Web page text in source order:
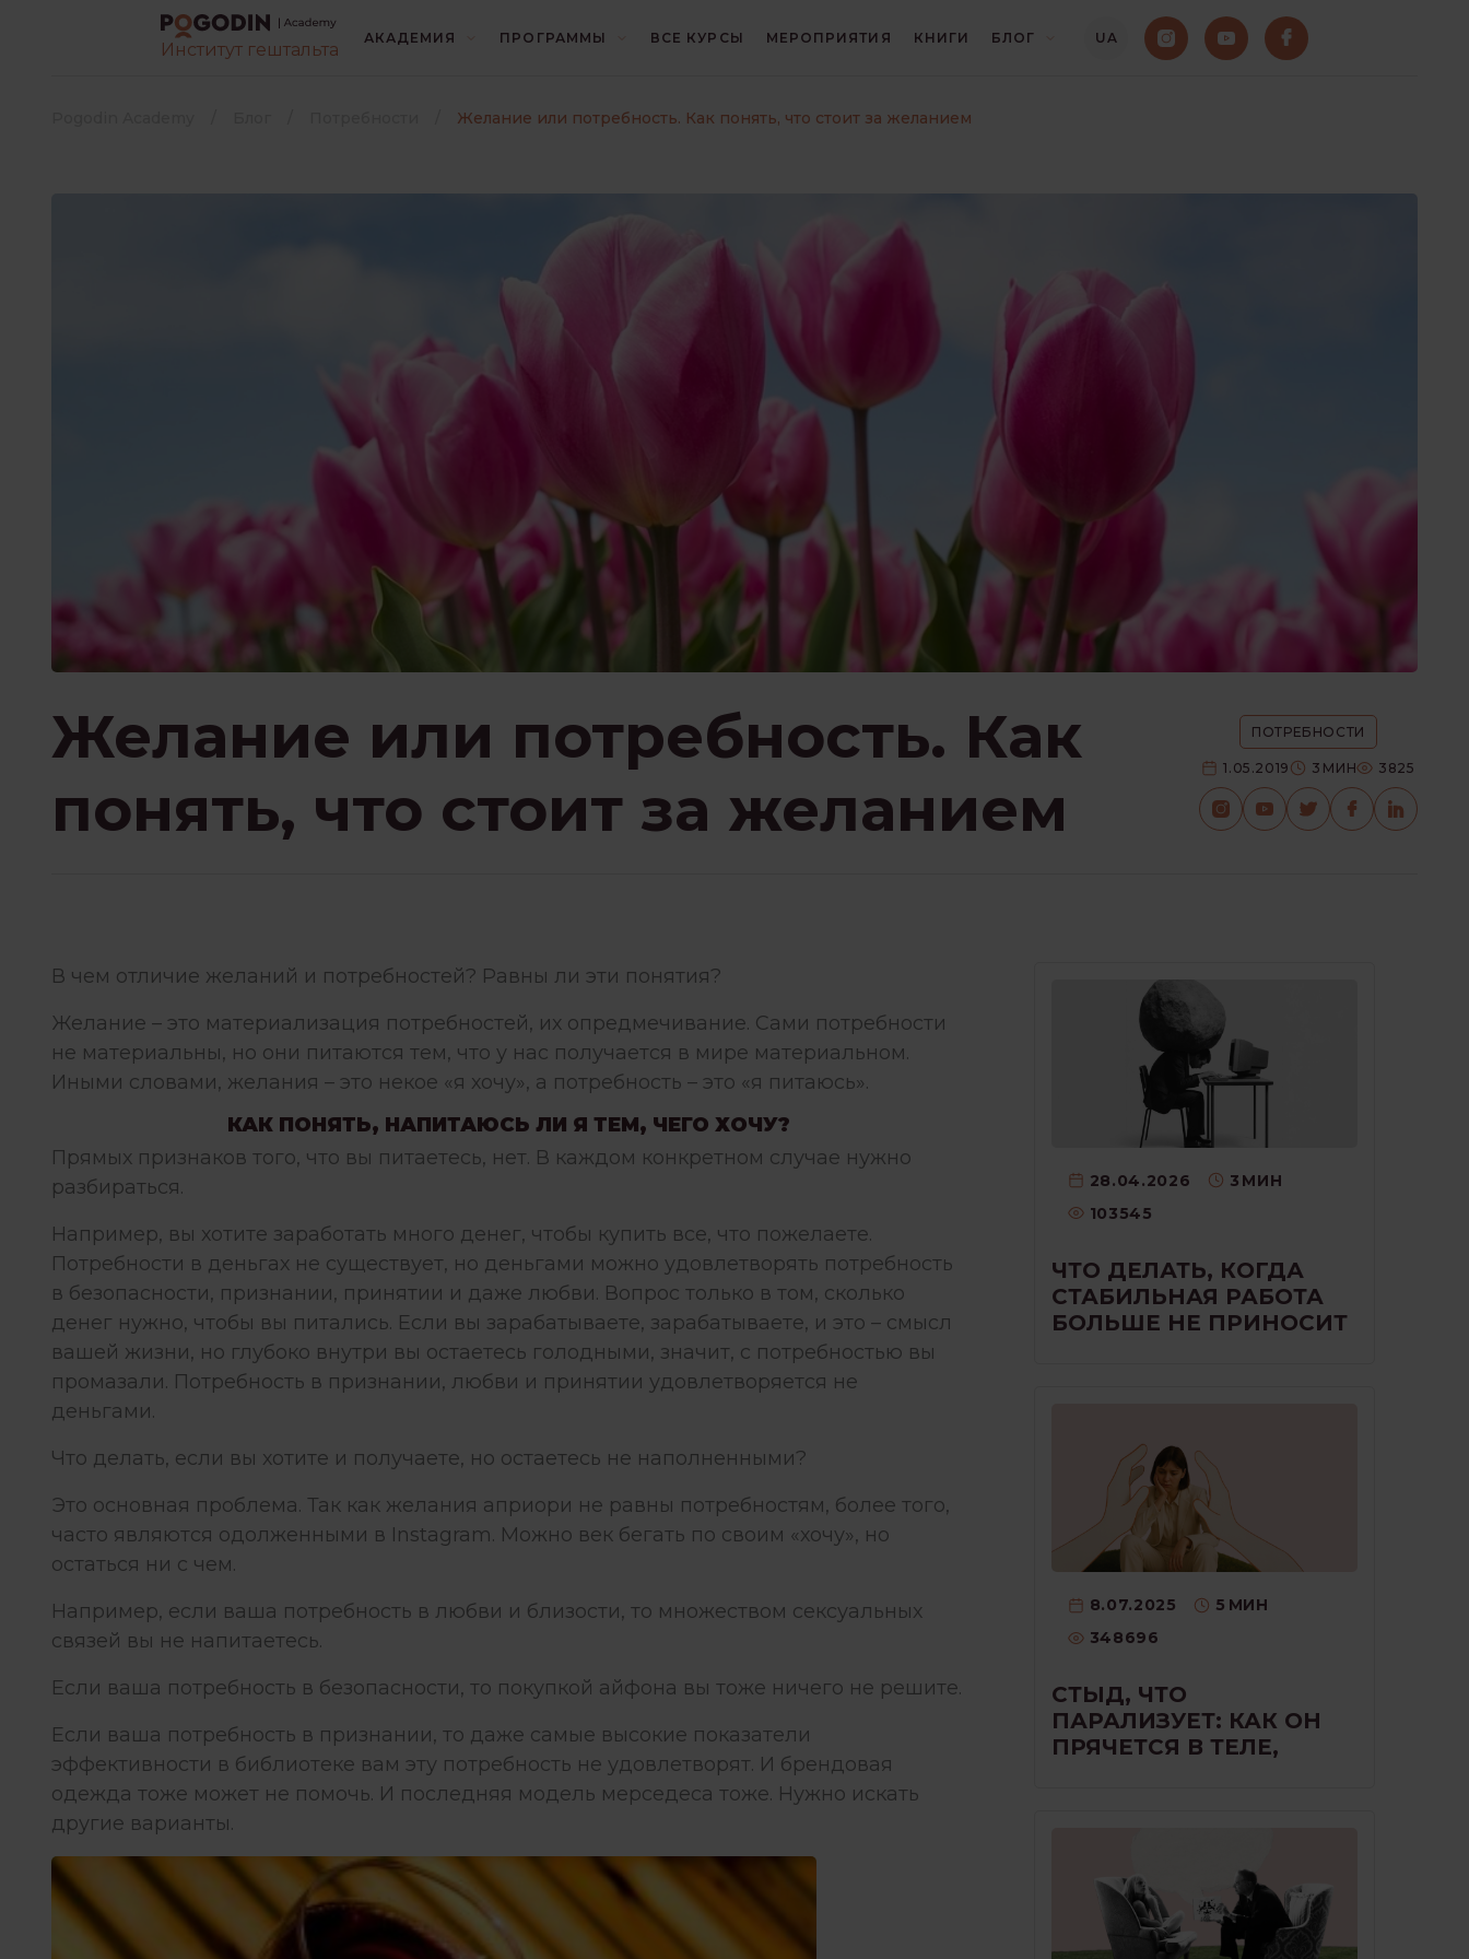
Институт гештальта
АКАДЕМИЯ ПРОГРАММЫ ВСЕ КУРСЫ МЕРОПРИЯТИЯ КНИГИ БЛОГ UA
Желание или потребность. Как понять, что стоит за желанием
Желание или потребность. Как
понять, что стоит за желанием
ПОТРЕБНОСТИ
1.05.2019 3 МИН 3825
В чем отличие желаний и потребностей? Равны ли эти понятия?
Желание – это материализация потребностей, их опредмечивание. Сами потребности
не материальны, но они питаются тем, что у нас получается в мире материальном.
Иными словами, желания – это некое «я хочу», а потребность – это «я питаюсь».
КАК ПОНЯТЬ, НАПИТАЮСЬ ЛИ Я ТЕМ, ЧЕГО ХОЧУ?
Прямых признаков того, что вы питаетесь, нет. В каждом конкретном случае нужно
разбираться.
Например, вы хотите заработать много денег, чтобы купить все, что пожелаете.
Потребности в деньгах не существует, но деньгами можно удовлетворять потребность
в безопасности, признании, принятии и даже любви. Вопрос только в том, сколько
денег нужно, чтобы вы питались. Если вы зарабатываете, зарабатываете, и это – смысл
вашей жизни, но глубоко внутри вы остаетесь голодными, значит, с потребностью вы
промазали. Потребность в признании, любви и принятии удовлетворяется не
деньгами.
Что делать, если вы хотите и получаете, но остаетесь не наполненными?
Это основная проблема. Так как желания априори не равны потребностям, более того,
часто являются одолженными в Instagram. Можно век бегать по своим «хочу», но
остаться ни с чем.
Например, если ваша потребность в любви и близости, то множеством сексуальных
связей вы не напитаетесь.
Если ваша потребность в безопасности, то покупкой айфона вы тоже ничего не решите.
Если ваша потребность в признании, то даже самые высокие показатели
эффективности в библиотеке вам эту потребность не удовлетворят. И брендовая
одежда тоже может не помочь. И последняя модель мерседеса тоже. Нужно искать
другие варианты.
28.04.2026 3 МИН
103545
ЧТО ДЕЛАТЬ, КОГДА
СТАБИЛЬНАЯ РАБОТА
БОЛЬШЕ НЕ ПРИНОСИТ
8.07.2025 5 МИН
348696
СТЫД, ЧТО
ПАРАЛИЗУЕТ: КАК ОН
ПРЯЧЕТСЯ В ТЕЛЕ,
ПОИСК СЕБЯ
ПОТРЕБНОСТИ
ПРИСУТСТВИЕ И ОСОЗНАВАНИЕ ПСИХОЛОГИЯ
ПСИХОТЕРАПИЯ ПЕРЕЖИВАНИЕМ РАБОТА С ПСИХОЛОГОМ